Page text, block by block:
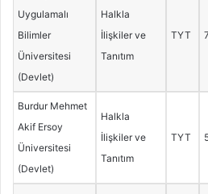
Uygulamalı
Bilimler
Üniversitesi
(Devlet)
Halkla
İlişkiler ve
Tanıtım
TYT
Burdur Mehmet
Akif Ersoy
Üniversitesi
(Devlet)
Halkla
İlişkiler ve
Tanıtım
TYT